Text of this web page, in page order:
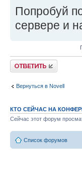
Попробуй
сервере и
Ответить
Вернуться в Novell
КТО СЕЙЧАС НА
Сейчас этот форум
Список форумов